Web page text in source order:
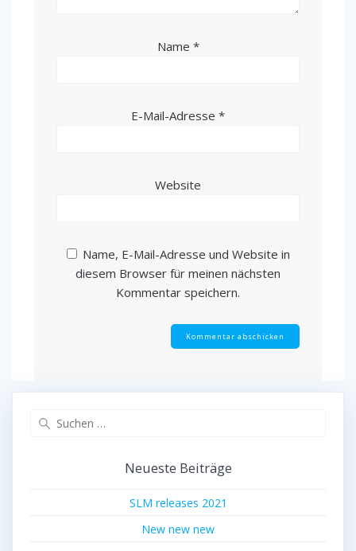
Name *
E-Mail-Adresse *
Website
Name, E-Mail-Adresse und Website in
diesem Browser für meinen nächsten
Kommentar speichern.
Neueste Beiträge
SLM releases 2021
New new new